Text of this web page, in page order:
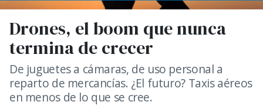
Drones, el boom que nunca
termina de crecer
De juguetes a cámaras, de uso personal a
reparto de mercancías. ¿El futuro? Taxis aéreos
en menos de lo que se cree.